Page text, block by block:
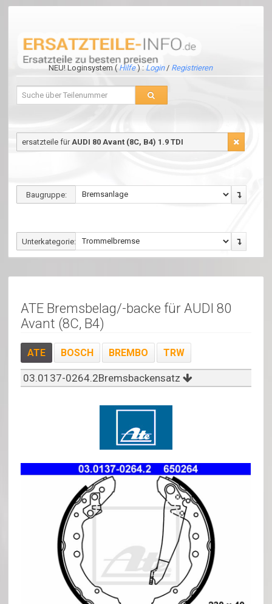
NEU! Loginsystem ( Hilfe) : Login/ Registrieren
ersatzteile fürAUDI 80 Avant (8C, B4) 1.9 TDI
Baugruppe:
Unterkategorie:
ATE Bremsbelag/-backe für AUDI 80
Avant (8C, B4)
ATE BOSCH BREMBO TRW
03.0137-0264.2Bremsbackensatz